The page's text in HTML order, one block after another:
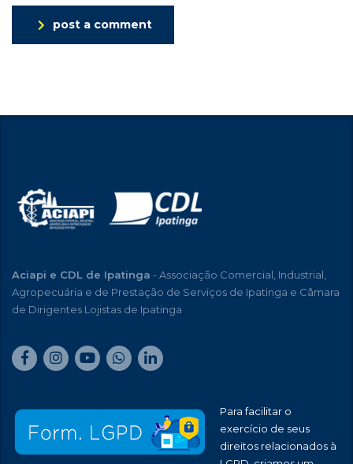
post a comment
Aciapi e CDL de Ipatinga - Associação Comercial, Industrial,
Agropecuária e de Prestação de Serviços de Ipatinga e Câmara
de Dirigentes Lojistas de Ipatinga
Para facilitar o
exercício de seus
direitos relacionados à